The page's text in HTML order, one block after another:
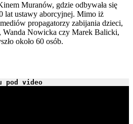
Muranów, gdzie odbywała się
lat ustawy aborcyjnej. Mimo iż
propagatorzy zabijania dzieci,
Wanda Nowicka czy Marek Balicki,
około 60 osób.
pod video